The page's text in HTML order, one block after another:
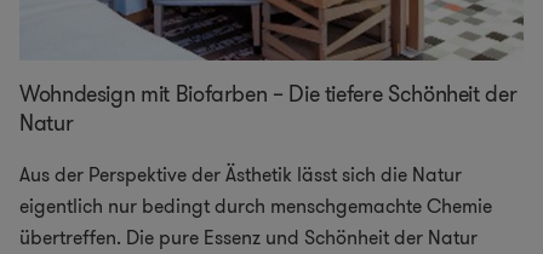
Wohndesign mit Biofarben – Die tiefere Schönheit der
Natur
Aus der Perspektive der Ästhetik lässt sich die Natur
eigentlich nur bedingt durch menschgemachte Chemie
übertreffen. Die pure Essenz und Schönheit der Natur